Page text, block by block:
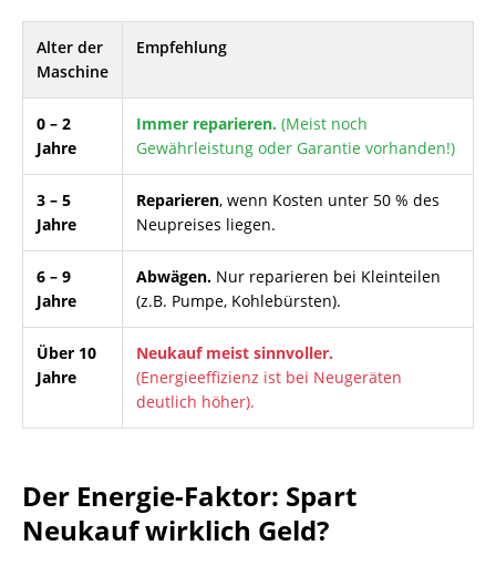
Alter der
Maschine
Empfehlung
0 – 2
Jahre
Immer reparieren. (Meist noch
Gewährleistung oder Garantie vorhanden!)
3 – 5
Jahre
Reparieren, wenn Kosten unter 50 % des
Neupreises liegen.
6 – 9
Jahre
Abwägen. Nur reparieren bei Kleinteilen
(z.B. Pumpe, Kohlebürsten).
Über 10
Jahre
Neukauf meist sinnvoller.
(Energieeffizienz ist bei Neugeräten
deutlich höher).
Der Energie-Faktor: Spart
Neukauf wirklich Geld?